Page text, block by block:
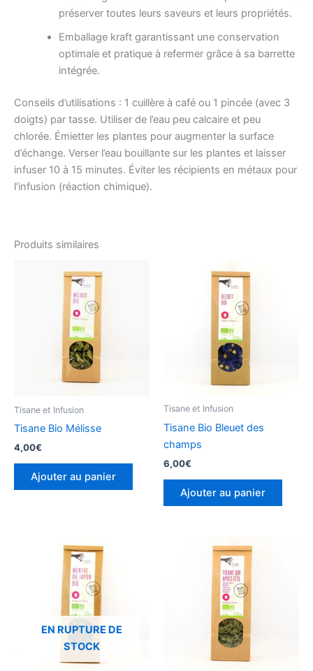
préserver toutes leurs saveurs et leurs propriétés.
Emballage kraft garantissant une conservation
optimale et pratique à refermer grâce à sa barrette
intégrée.
Conseils d’utilisations : 1 cuillère à café ou 1 pincée (avec 3
doigts) par tasse. Utiliser de l’eau peu calcaire et peu
chlorée. Émietter les plantes pour augmenter la surface
d’échange. Verser l’eau bouillante sur les plantes et laisser
infuser 10 à 15 minutes. Éviter les récipients en métaux pour
l’infusion (réaction chimique).
Produits similaires
Tisane et Infusion
Tisane Bio Mélisse
4,00€
Ajouter au panier
Tisane et Infusion
Tisane Bio Bleuet des
champs
6,00€
Ajouter au panier
EN RUPTURE DE
STOCK